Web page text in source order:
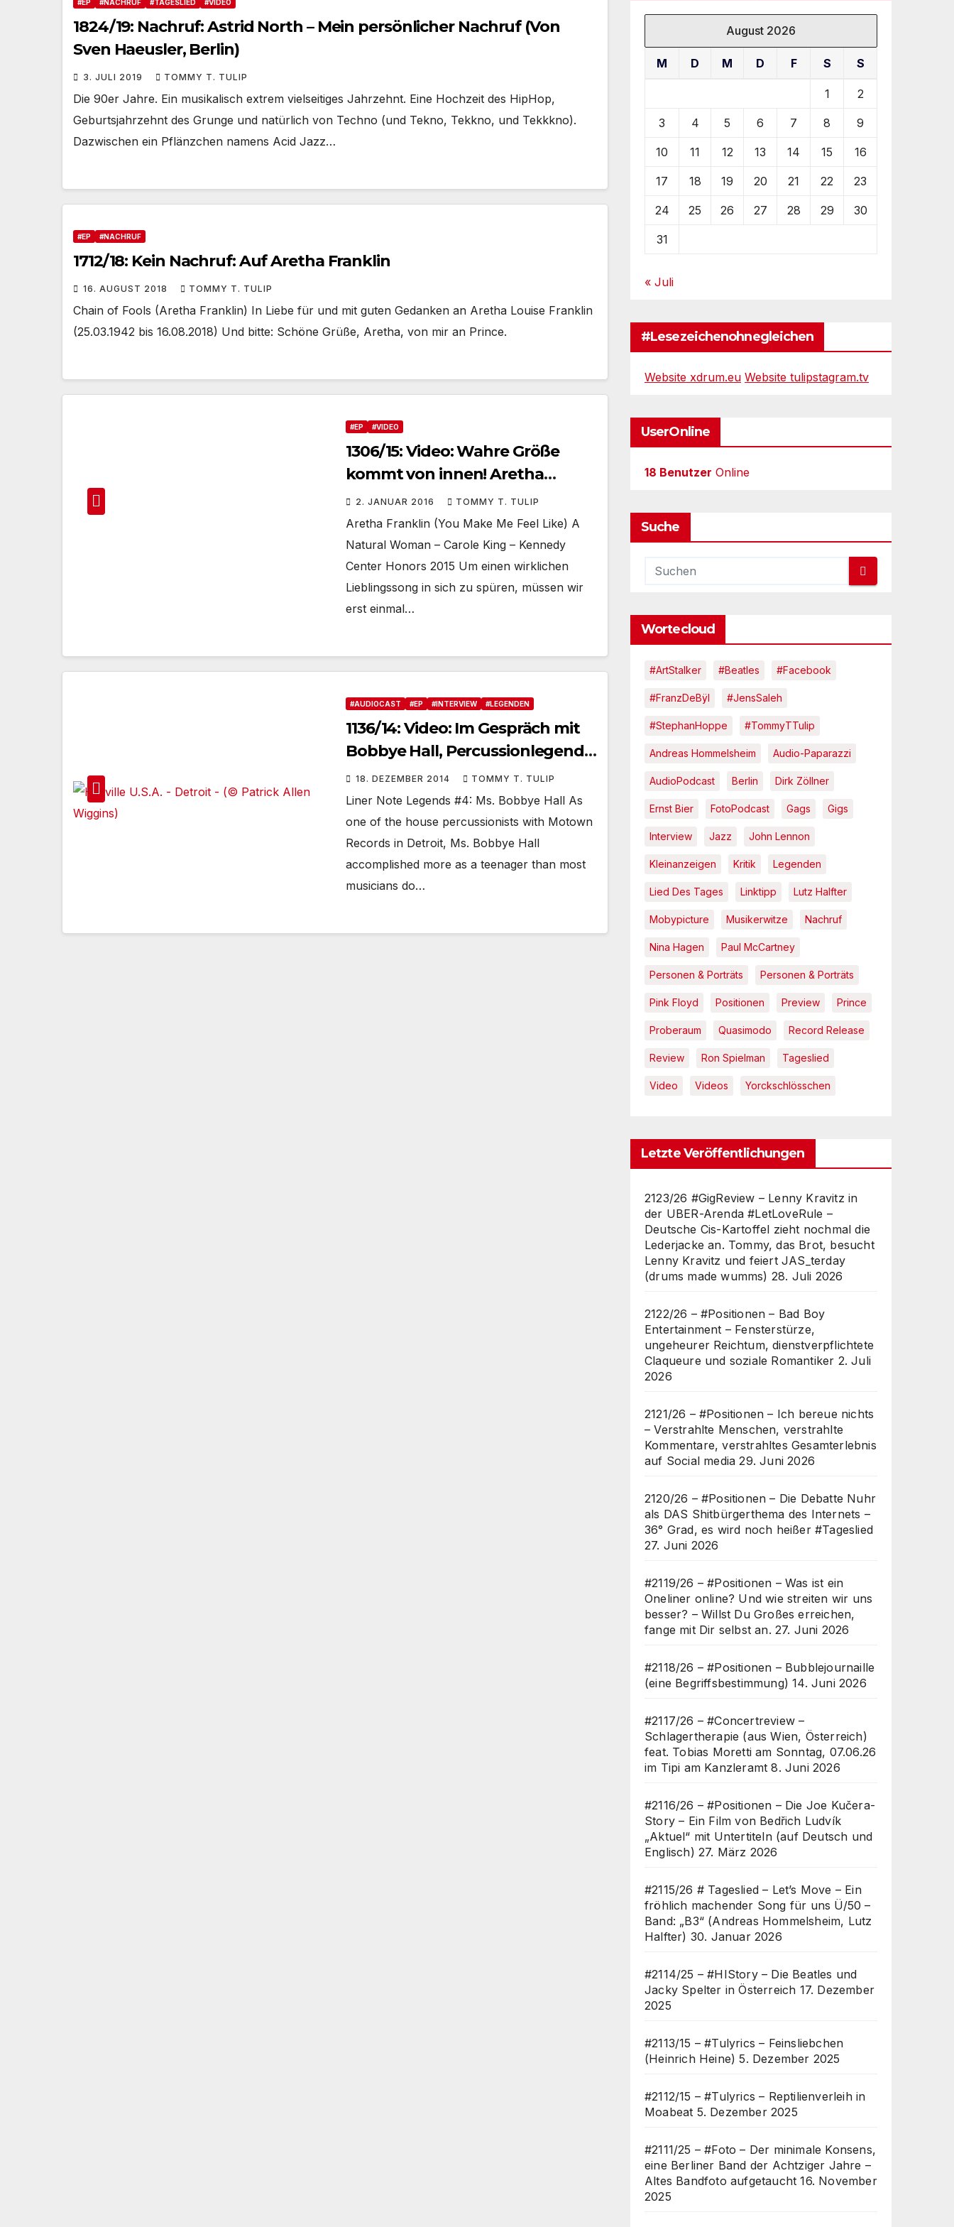
#EP #NACHRUF #TAGESLIED #VIDEO
1824/19: Nachruf: Astrid North – Mein persönlicher Nachruf (Von
Sven Haeusler, Berlin)
3. JULI 2019 TOMMY T. TULIP
Die 90er Jahre. Ein musikalisch extrem vielseitiges Jahrzehnt. Eine Hochzeit des HipHop,
Geburtsjahrzehnt des Grunge und natürlich von Techno (und Tekno, Tekkno, und Tekkkno).
Dazwischen ein Pflänzchen namens Acid Jazz…
#EP #NACHRUF
1712/18: Kein Nachruf: Auf Aretha Franklin
16. AUGUST 2018 TOMMY T. TULIP
Chain of Fools (Aretha Franklin) In Liebe für und mit guten Gedanken an Aretha Louise Franklin
(25.03.1942 bis 16.08.2018) Und bitte: Schöne Grüße, Aretha, von mir an Prince.
#EP #VIDEO
1306/15: Video: Wahre Größe
kommt von innen! Aretha
Franklin ist eine ‚Natural
Woman‘! #LiedDesTages
2. JANUAR 2016 TOMMY T. TULIP
Aretha Franklin (You Make Me Feel Like) A
Natural Woman – Carole King – Kennedy
Center Honors 2015 Um einen wirklichen
Lieblingssong in sich zu spüren, müssen wir
erst einmal…
#AUDIOCAST #EP #INTERVIEW #LEGENDEN
1136/14: Video: Im Gespräch mit
Bobbye Hall, Percussionlegende
von Tamla Motown
#LinerNoteLegends
18. DEZEMBER 2014 TOMMY T. TULIP
Liner Note Legends #4: Ms. Bobbye Hall As
one of the house percussionists with Motown
Records in Detroit, Ms. Bobbye Hall
accomplished more as a teenager than most
musicians do…
August 2026
M D M D F S S
1 2
3 4 5 6 7 8 9
10 11 12 13 14 15 16
17 18 19 20 21 22 23
24 25 26 27 28 29 30
31
« Juli
#Lesezeichenohnegleichen
Website xdrum.eu Website tulipstagram.tv
UserOnline
18 Benutzer Online
Suche
Wortecloud
#ArtStalker #Beatles #Facebook
#FranzDeBÿl #JensSaleh
#StephanHoppe #TommyTTulip
Andreas Hommelsheim Audio-Paparazzi
AudioPodcast Berlin Dirk Zöllner
Ernst Bier FotoPodcast Gags Gigs
Interview Jazz John Lennon
Kleinanzeigen Kritik Legenden
Lied Des Tages Linktipp Lutz Halfter
Mobypicture Musikerwitze Nachruf
Nina Hagen Paul McCartney
Personen & Porträts Personen & Porträts
Pink Floyd Positionen Preview Prince
Proberaum Quasimodo Record Release
Review Ron Spielman Tageslied
Video Videos Yorckschlösschen
Letzte Veröffentlichungen
2123/26 #GigReview – Lenny Kravitz in
der UBER-Arenda #LetLoveRule –
Deutsche Cis-Kartoffel zieht nochmal die
Lederjacke an. Tommy, das Brot, besucht
Lenny Kravitz und feiert JAS_terday
(drums made wumms) 28. Juli 2026
2122/26 – #Positionen – Bad Boy
Entertainment – Fensterstürze,
ungeheurer Reichtum, dienstverpflichtete
Claqueure und soziale Romantiker 2. Juli
2026
2121/26 – #Positionen – Ich bereue nichts
– Verstrahlte Menschen, verstrahlte
Kommentare, verstrahltes Gesamterlebnis
auf Social media 29. Juni 2026
2120/26 – #Positionen – Die Debatte Nuhr
als DAS Shitbürgerthema des Internets –
36° Grad, es wird noch heißer #Tageslied
27. Juni 2026
#2119/26 – #Positionen – Was ist ein
Oneliner online? Und wie streiten wir uns
besser? – Willst Du Großes erreichen,
fange mit Dir selbst an. 27. Juni 2026
#2118/26 – #Positionen – Bubblejournaille
(eine Begriffsbestimmung) 14. Juni 2026
#2117/26 – #Concertreview –
Schlagertherapie (aus Wien, Österreich)
feat. Tobias Moretti am Sonntag, 07.06.26
im Tipi am Kanzleramt 8. Juni 2026
#2116/26 – #Positionen – Die Joe Kučera-
Story – Ein Film von Bedřich Ludvík
„Aktuel“ mit Untertiteln (auf Deutsch und
Englisch) 27. März 2026
#2115/26 # Tageslied – Let’s Move – Ein
fröhlich machender Song für uns Ü/50 –
Band: „B3“ (Andreas Hommelsheim, Lutz
Halfter) 30. Januar 2026
#2114/25 – #HIStory – Die Beatles und
Jacky Spelter in Österreich 17. Dezember
2025
#2113/15 – #Tulyrics – Feinsliebchen
(Heinrich Heine) 5. Dezember 2025
#2112/15 – #Tulyrics – Reptilienverleih in
Moabeat 5. Dezember 2025
#2111/25 – #Foto – Der minimale Konsens,
eine Berliner Band der Achtziger Jahre –
Altes Bandfoto aufgetaucht 16. November
2025